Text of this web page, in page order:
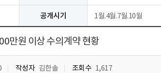
공개시기 1월.4월.7월.10월
만원 이상 수의계약 현황
작성자 김한솔 조회수 1,617